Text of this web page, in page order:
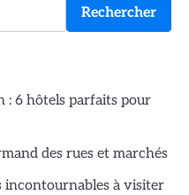
Rechercher
: 6 hôtels parfaits pour
des rues et marchés
incontournables à visiter